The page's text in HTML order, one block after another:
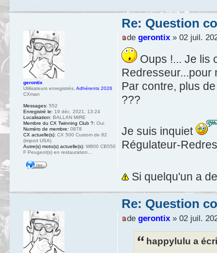
Re: Question
de gerontix» 02 juil.
Oups !... Je lis
Redresseur...pour
Par contre, plus
???
Je suis inquiet
Régulateur-
Si quelqu'un a
gerontix
Utilisateurs enregistrés Adhérents 2026
CXman
Messages: 552
Enregistré le: 19 déc. 2021, 13:24
Localisation: BALLAN MIRE
Membre du CX Twinning Club ?: Oui
Numéro de membre: 0878
CX actuelle(s): CX 500 Custom de 82
(import USA)
Autre(s) moto(s) actuelle(s): W800 CB550
F Peugeot(s) en restauration...
Re: Question
de gerontix» 02 juil.
happylulu a